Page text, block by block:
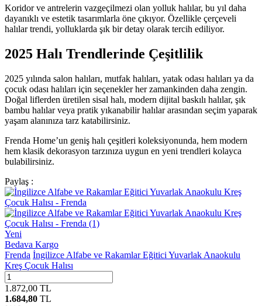
Koridor ve antrelerin vazgeçilmezi olan yolluk halılar, bu yıl daha
dayanıklı ve estetik tasarımlarla öne çıkıyor. Özellikle çerçeveli
halılar trendi, yolluklarda şık bir detay olarak tercih ediliyor.
2025 Halı Trendlerinde Çeşitlilik
2025 yılında salon halıları, mutfak halıları, yatak odası halıları ya da
çocuk odası halıları için seçenekler her zamankinden daha zengin.
Doğal liflerden üretilen sisal halı, modern dijital baskılı halılar, şık
bambu halılar veya pratik yıkanabilir halılar arasından seçim yaparak
yaşam alanınıza tarz katabilirsiniz.
Frenda Home’un geniş halı çeşitleri koleksiyonunda, hem modern
hem klasik dekorasyon tarzınıza uygun en yeni trendleri kolayca
bulabilirsiniz.
Paylaş :
Yeni
Bedava Kargo
Frenda İngilizce Alfabe ve Rakamlar Eğitici Yuvarlak Anaokulu
Kreş Çocuk Halısı
1.872,00 TL
1.684,80 TL